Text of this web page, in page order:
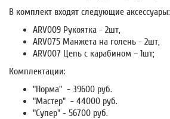
В комплект входят следующие аксессуары:
ARV009 Рукоятка - 2шт,
ARV075 Манжета на голень - 2шт,
ARV007 Цепь с карабином – 1шт;
Комплектации:
"Норма" - 39600 руб.
"Мастер" - 44000 руб.
"Супер" - 56700 руб.